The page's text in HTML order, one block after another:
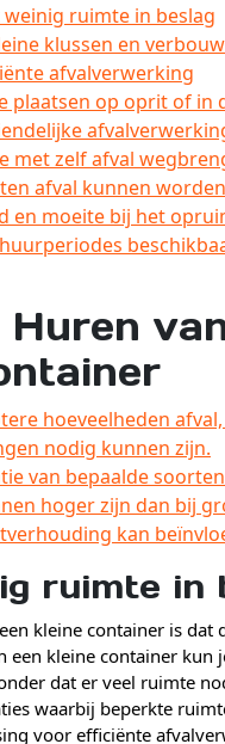
weinig ruimte in beslag
klussen en
afvalverwerking
plaatsen op oprit of in
met zelf afval
afval kunnen
en moeite bij het
hoeveelheden
nodig kunnen zijn.
van bepaalde
hoger zijn dan bij
kan
ruimte in
kleine container is dat
kleine container kun
dat er veel ruimte
waarbij beperkte
voor efficiënte